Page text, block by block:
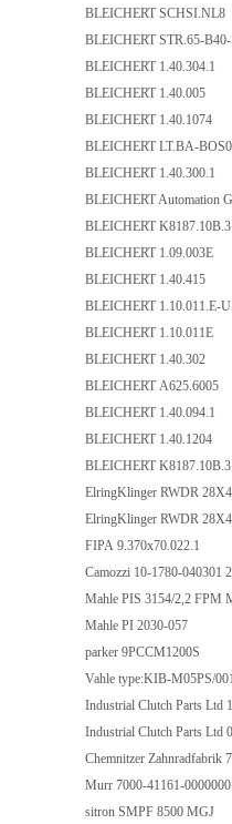
BLEICHERT SCHSI.NL8
BLEICHERT STR.65-
BLEICHERT 1.40.304.1
BLEICHERT 1.40.005
BLEICHERT 1.40.1074
BLEICHERT LT.BA-
BLEICHERT 1.40.300.1
BLEICHERT Automation
BLEICHERT
BLEICHERT 1.09.003E
BLEICHERT 1.40.415
BLEICHERT 1.10.011.E-
BLEICHERT 1.10.011E
BLEICHERT 1.40.302
BLEICHERT A625.6005
BLEICHERT 1.40.094.1
BLEICHERT 1.40.1204
BLEICHERT
ElringKlinger RWDR
ElringKlinger RWDR
FIPA 9.370x70.022.1
Camozzi 10-1780-
Mahle PIS 3154/2,2 FPM
Mahle PI 2030-057
parker 9PCCM1200S
Vahle type:KIB-M05PS/
Industrial Clutch Parts
Industrial Clutch Parts
Chemnitzer Zahnradfabrik
Murr 7000-41161-
sitron SMPF 8500 MGJ